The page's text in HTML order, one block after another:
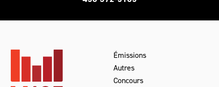
Émissions
Autres
Concours